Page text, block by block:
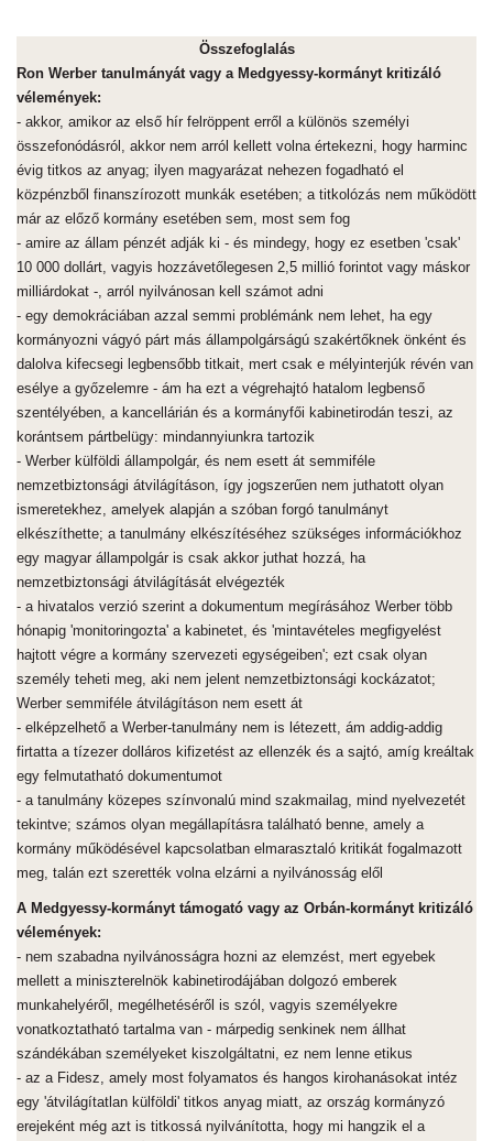
Összefoglalás
Ron Werber tanulmányát vagy a Medgyessy-kormányt kritizáló
vélemények:
- akkor, amikor az első hír felröppent erről a különös személyi
összefonódásról, akkor nem arról kellett volna értekezni, hogy harminc
évig titkos az anyag; ilyen magyarázat nehezen fogadható el
közpénzből finanszírozott munkák esetében; a titkolózás nem működött
már az előző kormány esetében sem, most sem fog
- amire az állam pénzét adják ki - és mindegy, hogy ez esetben 'csak'
10 000 dollárt, vagyis hozzávetőlegesen 2,5 millió forintot vagy máskor
milliárdokat -, arról nyilvánosan kell számot adni
- egy demokráciában azzal semmi problémánk nem lehet, ha egy
kormányozni vágyó párt más állampolgárságú szakértőknek önként és
dalolva kifecsegi legbensőbb titkait, mert csak e mélyinterjúk révén van
esélye a győzelemre - ám ha ezt a végrehajtó hatalom legbenső
szentélyében, a kancellárián és a kormányfői kabinetirodán teszi, az
korántsem pártbelügy: mindannyiunkra tartozik
- Werber külföldi állampolgár, és nem esett át semmiféle
nemzetbiztonsági átvilágításon, így jogszerűen nem juthatott olyan
ismeretekhez, amelyek alapján a szóban forgó tanulmányt
elkészíthette; a tanulmány elkészítéséhez szükséges információkhoz
egy magyar állampolgár is csak akkor juthat hozzá, ha
nemzetbiztonsági átvilágítását elvégezték
- a hivatalos verzió szerint a dokumentum megírásához Werber több
hónapig 'monitoringozta' a kabinetet, és 'mintavételes megfigyelést
hajtott végre a kormány szervezeti egységeiben'; ezt csak olyan
személy teheti meg, aki nem jelent nemzetbiztonsági kockázatot;
Werber semmiféle átvilágításon nem esett át
- elképzelhető a Werber-tanulmány nem is létezett, ám addig-addig
firtatta a tízezer dolláros kifizetést az ellenzék és a sajtó, amíg kreáltak
egy felmutatható dokumentumot
- a tanulmány közepes színvonalú mind szakmailag, mind nyelvezetét
tekintve; számos olyan megállapításra található benne, amely a
kormány működésével kapcsolatban elmarasztaló kritikát fogalmazott
meg, talán ezt szerették volna elzárni a nyilvánosság elől
A Medgyessy-kormányt támogató vagy az Orbán-kormányt kritizáló
vélemények:
- nem szabadna nyilvánosságra hozni az elemzést, mert egyebek
mellett a miniszterelnök kabinetirodájában dolgozó emberek
munkahelyéről, megélhetéséről is szól, vagyis személyekre
vonatkoztatható tartalma van - márpedig senkinek nem állhat
szándékában személyeket kiszolgáltatni, ez nem lenne etikus
- az a Fidesz, amely most folyamatos és hangos kirohanásokat intéz
egy 'átvilágítatlan külföldi' titkos anyag miatt, az ország kormányzó
erejeként még azt is titkossá nyilvánította, hogy mi hangzik el a